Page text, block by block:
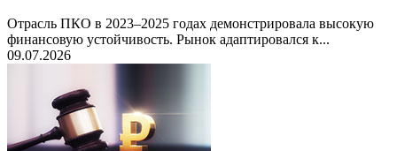
Отрасль ПКО в 2023–2025 годах демонстрировала высокую
финансовую устойчивость. Рынок адаптировался к...
09.07.2026